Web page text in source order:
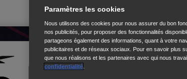
Paramètres les cookies
Nous utilisons des cookies pour nous assurer du bon
nos publicités, pour proposer des fonctionnalités
partageons également des informations, quant à votre
publicitaires et de réseaux sociaux. Pour en savoir plus
que nous réalisons et les partenaires avec qui nous
confidentialité